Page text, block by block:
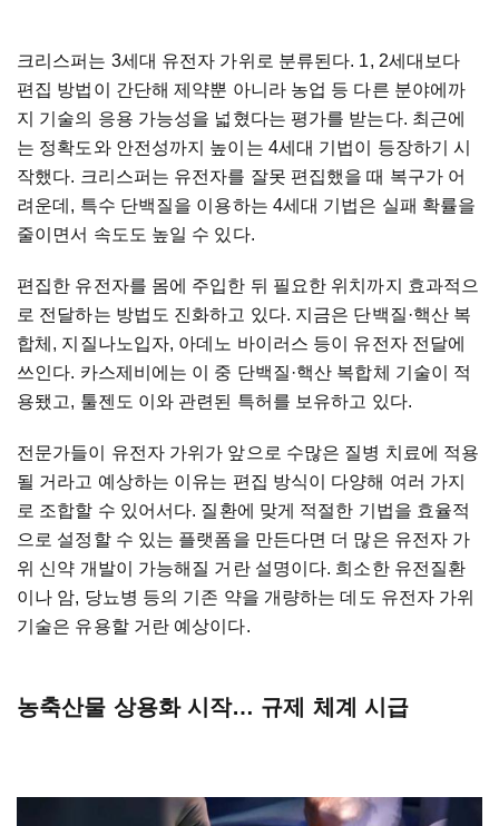
크리스퍼는 3세대 유전자 가위로 분류된다. 1, 2세대보다
편집 방법이 간단해 제약뿐 아니라 농업 등 다른 분야에까
지 기술의 응용 가능성을 넓혔다는 평가를 받는다. 최근에
는 정확도와 안전성까지 높이는 4세대 기법이 등장하기 시
작했다. 크리스퍼는 유전자를 잘못 편집했을 때 복구가 어
려운데, 특수 단백질을 이용하는 4세대 기법은 실패 확률을
줄이면서 속도도 높일 수 있다.
편집한 유전자를 몸에 주입한 뒤 필요한 위치까지 효과적으
로 전달하는 방법도 진화하고 있다. 지금은 단백질·핵산 복
합체, 지질나노입자, 아데노 바이러스 등이 유전자 전달에
쓰인다. 카스제비에는 이 중 단백질·핵산 복합체 기술이 적
용됐고, 툴젠도 이와 관련된 특허를 보유하고 있다.
전문가들이 유전자 가위가 앞으로 수많은 질병 치료에 적용
될 거라고 예상하는 이유는 편집 방식이 다양해 여러 가지
로 조합할 수 있어서다. 질환에 맞게 적절한 기법을 효율적
으로 설정할 수 있는 플랫폼을 만든다면 더 많은 유전자 가
위 신약 개발이 가능해질 거란 설명이다. 희소한 유전질환
이나 암, 당뇨병 등의 기존 약을 개량하는 데도 유전자 가위
기술은 유용할 거란 예상이다.
농축산물 상용화 시작… 규제 체계 시급